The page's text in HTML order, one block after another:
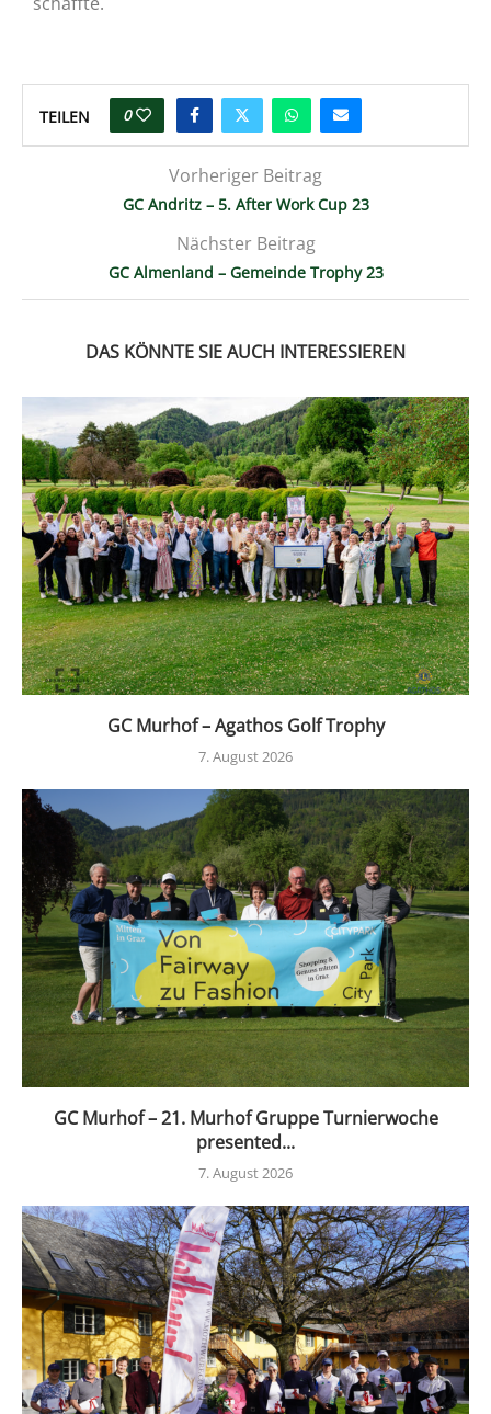
TEILEN 0
Vorheriger Beitrag
GC Andritz – 5. After Work Cup 23
Nächster Beitrag
GC Almenland – Gemeinde Trophy 23
DAS KÖNNTE SIE AUCH INTERESSIEREN
GC Murhof – Agathos Golf Trophy
7. August 2026
GC Murhof – 21. Murhof Gruppe Turnierwoche
presented...
7. August 2026